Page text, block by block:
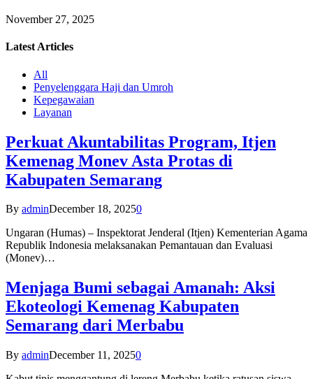
November 27, 2025
Latest Articles
All
Penyelenggara Haji dan Umroh
Kepegawaian
Layanan
Perkuat Akuntabilitas Program, Itjen
Kemenag Monev Asta Protas di
Kabupaten Semarang
By adminDecember 18, 20250
Ungaran (Humas) – Inspektorat Jenderal (Itjen) Kementerian Agama
Republik Indonesia melaksanakan Pemantauan dan Evaluasi
(Monev)…
Menjaga Bumi sebagai Amanah: Aksi
Ekoteologi Kemenag Kabupaten
Semarang dari Merbabu
By adminDecember 11, 20250